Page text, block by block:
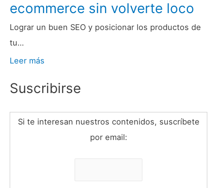
ecommerce sin volverte loco
Lograr un buen SEO y posicionar los productos de
tu…
Leer más
Suscribirse
Si te interesan nuestros contenidos, suscríbete
por email: